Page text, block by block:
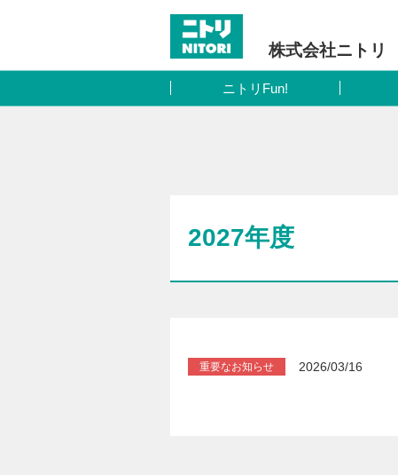
株式会社ニトリ
ニトリFun!
2027年度
重要なお知らせ 2026/03/16